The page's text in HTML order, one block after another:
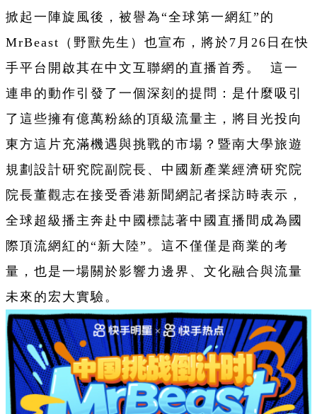
掀起一陣旋風後，被譽為“全球第一網紅”的
MrBeast（野獸先生）也宣布，將於7月26日在快
手平台開啟其在中文互聯網的直播首秀。 這一
連串的動作引發了一個深刻的提問：是什麼吸引
了這些擁有億萬粉絲的頂級流量主，將目光投向
東方這片充滿機遇與挑戰的市場？暨南大學旅遊
規劃設計研究院副院長、中國新產業經濟研究院
院長董觀志在接受香港新聞網記者採訪時表示，
全球超級播主奔赴中國標誌著中國直播間成為國
際頂流網紅的“新大陸”。這不僅僅是商業的考
量，也是一場關於影響力邊界、文化融合與流量
未來的宏大實驗。